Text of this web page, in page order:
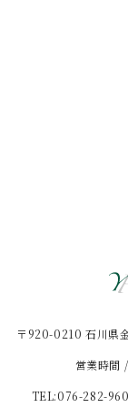
〒920-0210 石川県
営業時間
TEL:076-282-